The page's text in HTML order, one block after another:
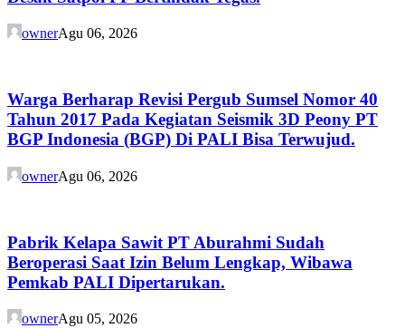
ownerAgu 06, 2026
Warga Berharap Revisi Pergub Sumsel Nomor 40
Tahun 2017 Pada Kegiatan Seismik 3D Peony PT
BGP Indonesia (BGP) Di PALI Bisa Terwujud.
ownerAgu 06, 2026
Pabrik Kelapa Sawit PT Aburahmi Sudah
Beroperasi Saat Izin Belum Lengkap, Wibawa
Pemkab PALI Dipertarukan.
ownerAgu 05, 2026